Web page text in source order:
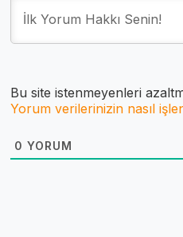
Bu site istenmeyenleri
Yorum verilerinizin nasıl
0 YORUM